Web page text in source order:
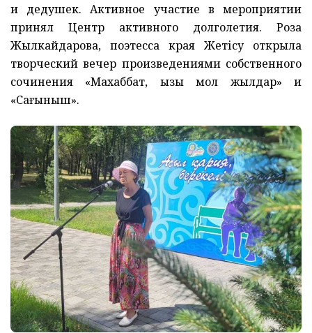
и дедушек. Активное участие в мероприятии
принял Центр активного долголетия. Роза
Жылкайдарова, поэтесса края Жетісу открыла
творческий вечер произведениями собственного
сочинения «Махаббат, қызық мол жылдар» и
«Сағыныш».